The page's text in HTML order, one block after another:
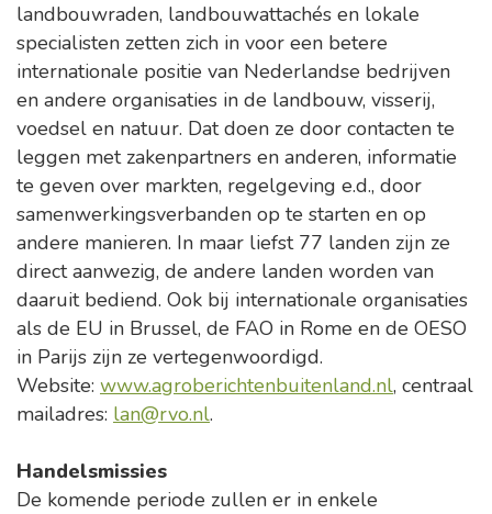
landbouwraden, landbouwattachés en lokale
specialisten zetten zich in voor een betere
internationale positie van Nederlandse bedrijven
en andere organisaties in de landbouw, visserij,
voedsel en natuur. Dat doen ze door contacten te
leggen met zakenpartners en anderen, informatie
te geven over markten, regelgeving e.d., door
samenwerkingsverbanden op te starten en op
andere manieren. In maar liefst 77 landen zijn ze
direct aanwezig, de andere landen worden van
daaruit bediend. Ook bij internationale organisaties
als de EU in Brussel, de FAO in Rome en de OESO
in Parijs zijn ze vertegenwoordigd.
Website: www.agroberichtenbuitenland.nl, centraal
mailadres: lan@rvo.nl.
Handelsmissies
De komende periode zullen er in enkele